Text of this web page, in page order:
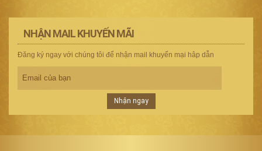
NHẬN MAIL KHUYẾN MÃI
Đăng ký ngay với chúng tôi để nhận mail khuyến mại hâp dẫn
Nhận ngay